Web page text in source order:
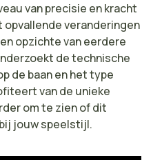
van precisie en kracht
opvallende veranderingen
opzichte van eerdere
de technische
de baan en het type
van de unieke
om te zien of dit
jouw speelstijl.